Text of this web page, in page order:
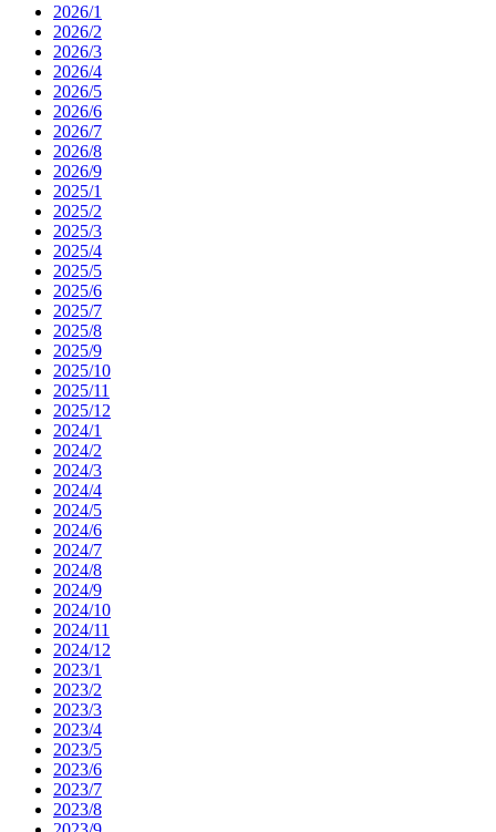
2026/1
2026/2
2026/3
2026/4
2026/5
2026/6
2026/7
2026/8
2026/9
2025/1
2025/2
2025/3
2025/4
2025/5
2025/6
2025/7
2025/8
2025/9
2025/10
2025/11
2025/12
2024/1
2024/2
2024/3
2024/4
2024/5
2024/6
2024/7
2024/8
2024/9
2024/10
2024/11
2024/12
2023/1
2023/2
2023/3
2023/4
2023/5
2023/6
2023/7
2023/8